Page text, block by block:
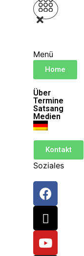
Menü
Home
Über
Termine
Satsang
Medien
Kontakt
Soziales